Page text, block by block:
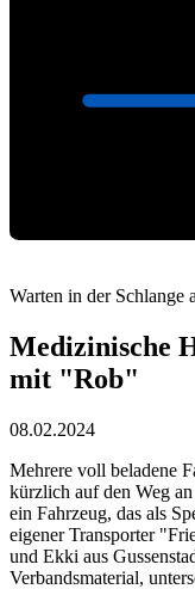
Warten in der Schlange
Medizinische
mit "Rob"
08.02.2024
Mehrere voll beladene
kürzlich auf den Weg
ein Fahrzeug, das als
eigener Transporter
und Ekki aus
Verbandsmaterial,